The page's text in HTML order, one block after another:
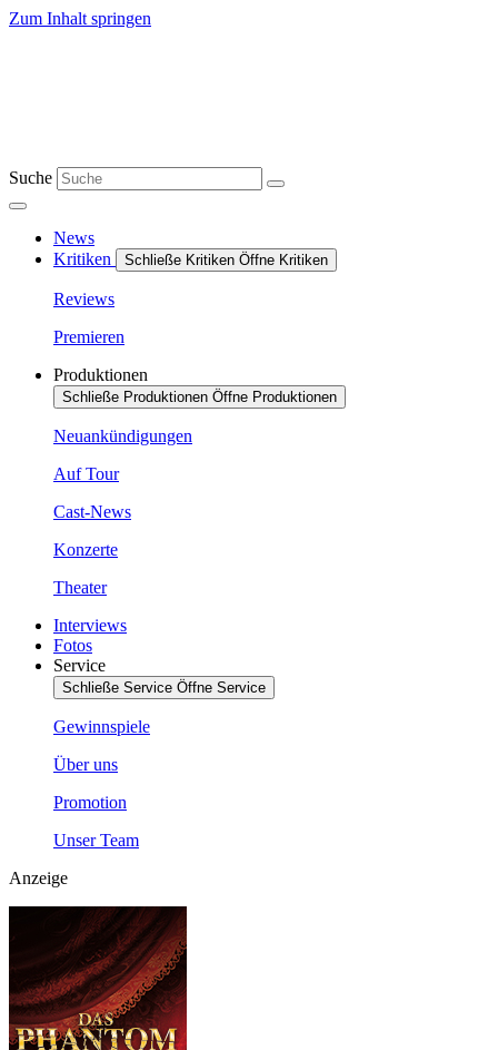
Zum Inhalt springen
Suche
News
Kritiken
Schließe Kritiken Öffne Kritiken
Reviews
Premieren
Produktionen
Schließe Produktionen Öffne Produktionen
Neuankündigungen
Auf Tour
Cast-News
Konzerte
Theater
Interviews
Fotos
Service
Schließe Service Öffne Service
Gewinnspiele
Über uns
Promotion
Unser Team
Anzeige